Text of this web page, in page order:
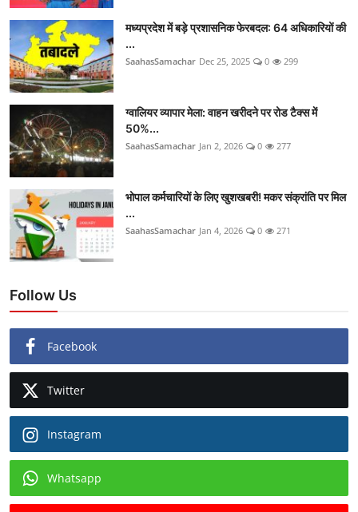
मध्यप्रदेश में बड़े प्रशासनिक फेरबदल: 64 अधिकारियों की
...
SaahasSamachar Dec 25, 2025 0 299
ग्वालियर व्यापार मेला: वाहन खरीदने पर रोड टैक्स में
50%...
SaahasSamachar Jan 2, 2026 0 277
भोपाल कर्मचारियों के लिए खुशखबरी! मकर संक्रांति पर मिल
...
SaahasSamachar Jan 4, 2026 0 271
Follow Us
Facebook
Twitter
Instagram
Whatsapp